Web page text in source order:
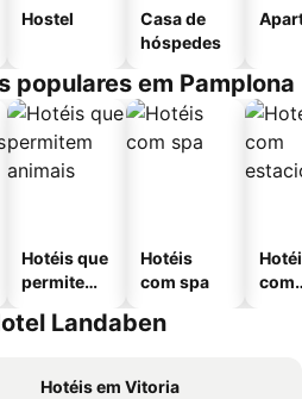
Hostel
Casa de
hóspedes
populares em Pamplona
Hotéis que
permitem
Hotéis
com spa
com
Landaben
Hotéis em Vitoria